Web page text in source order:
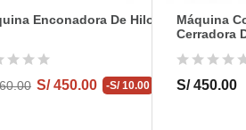
Enconadora De Hilo
S/ 450.00 -S/ 10.00
Máquina
Cerradora
S/ 450.00